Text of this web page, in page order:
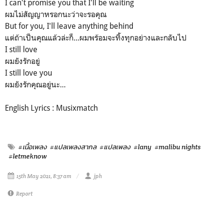
I can't promise you that I'll be waiting
ผมไม่สัญญาหรอกนะว่าจะรอคุณ
But for you, I'll leave anything behind
แต่ถ้าเป็นคุณแล้วล่ะก็...ผมพร้อมจะทิ้งทุกอย่างและกลับไป
I still love
ผมยังรักอยู่
I still love you
ผมยังรักคุณอยู่นะ...
English Lyrics : Musixmatch
#เนื้อเพลง #แปลเพลงสากล #แปลเพลง #lany #malibu nights
#letmeknow
15th May 2021, 8:37 am jph
Report